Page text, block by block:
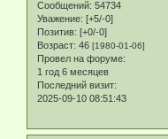
Сообщений: 54734
Уважение: [+5/-0]
Позитив: [+0/-0]
Возраст: 46 [1980-01-06]
Провел на форуме:
1 год 6 месяцев
Последний визит:
2025-09-10 08:51:43